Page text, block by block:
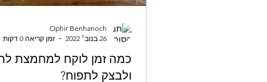
כמה זמן לוקח למחמצת
ולבצק לתפוח?
Ophir Benhanoch
26 בנוב׳ 2022
זמן קריאה 0 דקות